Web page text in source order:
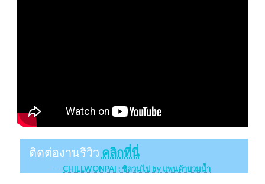
ติดต่องานรีวิว คลิกที่นี่
CHILLWONPAI : ชิลวนไป by แพนด้าบวมน้ำ